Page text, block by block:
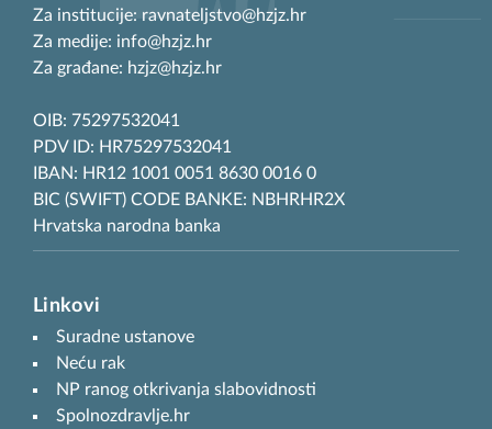
Za institucije: ravnateljstvo@hzjz.hr
Za medije: info@hzjz.hr
Za građane: hzjz@hzjz.hr
OIB: 75297532041
PDV ID: HR75297532041
IBAN: HR12 1001 0051 8630 0016 0
BIC (SWIFT) CODE BANKE: NBHRHR2X
Hrvatska narodna banka
Linkovi
Suradne ustanove
Neću rak
NP ranog otkrivanja slabovidnosti
Spolnozdravlje.hr